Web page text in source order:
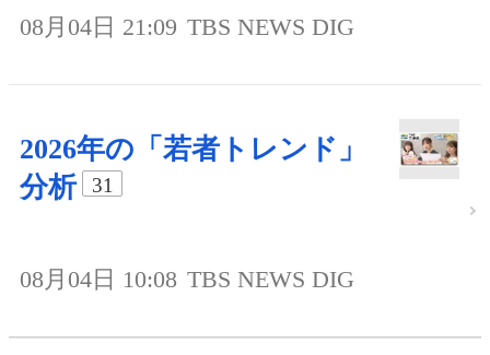
08月04日 21:09 TBS NEWS DIG
2026年の「若者トレンド」
分析
31
08月04日 10:08 TBS NEWS DIG